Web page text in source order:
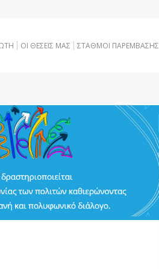
OI ΘΕΣΕΙΣ ΜΑΣ ΣΤΑΘΜΟΙ ΠΑΡΕΜΒΑΣΗΣ